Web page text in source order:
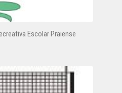
Escolar Praiense